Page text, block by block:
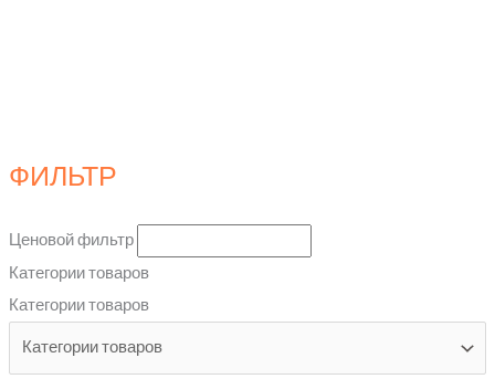
ФИЛЬТР
Ценовой фильтр
Категории товаров
Категории товаров